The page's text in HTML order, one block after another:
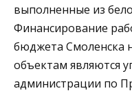
выполненные из
Финансирование
бюджета Смоленска
объектам являются
администрации по